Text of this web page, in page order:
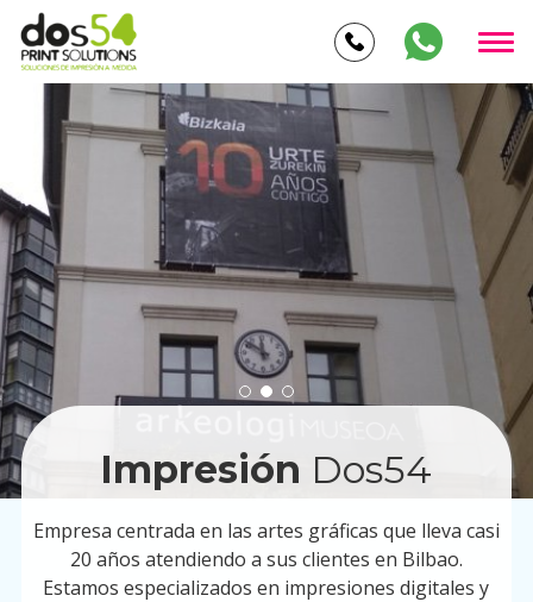
Impresión Dos54
Empresa centrada en las artes gráficas que lleva casi
20 años atendiendo a sus clientes en Bilbao.
Estamos especializados en impresiones digitales y